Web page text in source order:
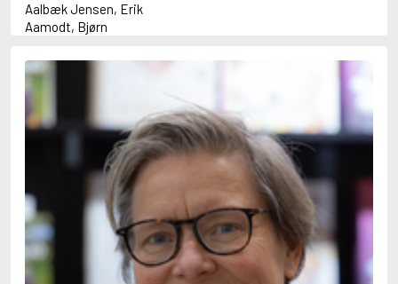
Aalbæk Jensen, Erik
Aamodt, Bjørn
Abbey, Kieran
Abbot, Anthony
Abbott, John
Abbott, Megan
Abdel-Fattah, Randa
Abdolah, Kader
Abé, Kobo
Abele, Inga
Abgarjan, Narine
Abish, Walter
Aboulela, Leila
Abrahams, Peter (f. 1919)